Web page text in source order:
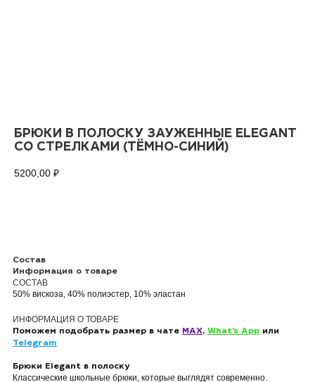
БРЮКИ В ПОЛОСКУ ЗАУЖЕННЫЕ ELEGANT
СО СТРЕЛКАМИ (ТЁМНО-СИНИЙ)
5200,00 ₽
Состав
Информация о товаре
СОСТАВ
50% вискоза, 40% полиэстер, 10% эластан
ИНФОРМАЦИЯ О ТОВАРЕ
Поможем подобрать размер в чате MAX, What's App или
Telegram
Брюки Elegant в полоску
Классические школьные брюки, которые выглядят современно.